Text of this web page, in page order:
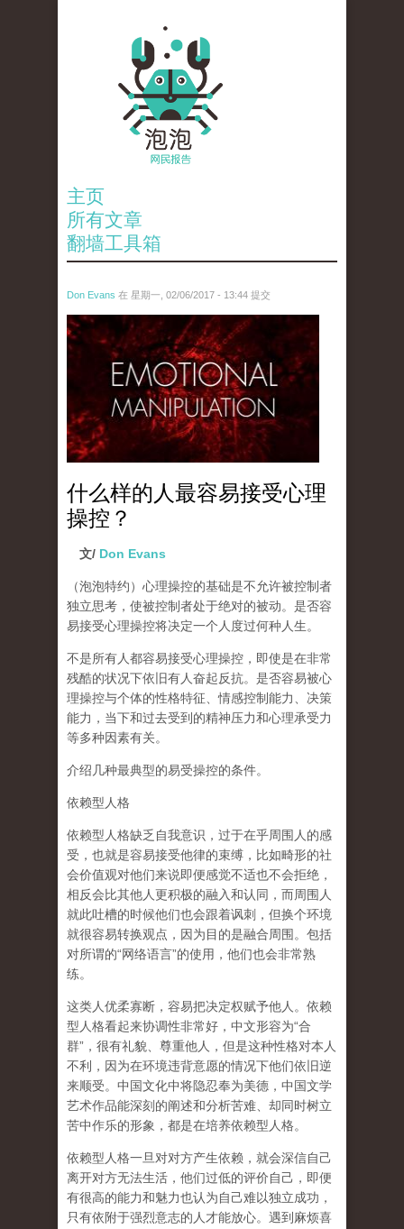
主页
所有文章
翻墙工具箱
Don Evans 在 星期一, 02/06/2017 - 13:44 提交
tou_.jpg
什么样的人最容易接受心理
操控？
文/ Don Evans
（泡泡特约） 心理操控的基础是不允许被控制者
独立思考，使被控制者处于绝对的被动。是否容
易接受心理操控将决定一个人度过何种人生。
不是所有人都容易接受心理操控，即使是在非常
残酷的状况下依旧有人奋起反抗。是否容易被心
理操控与个体的性格特征、情感控制能力、决策
能力，当下和过去受到的精神压力和心理承受力
等多种因素有关。
介绍几种最典型的易受操控的条件。
依赖型人格
依赖型人格缺乏自我意识，过于在乎周围人的感
受，也就是容易接受他律的束缚，比如畸形的社
会价值观对他们来说即便感觉不适也不会拒绝，
相反会比其他人更积极的融入和认同，而周围人
就此吐槽的时候他们也会跟着讽刺，但换个环境
就很容易转换观点，因为目的是融合周围。包括
对所谓的“网络语言”的使用，他们也会非常熟
练。
这类人优柔寡断，容易把决定权赋予他人。依赖
型人格看起来协调性非常好，中文形容为“合
群”，很有礼貌、尊重他人，但是这种性格对本人
不利，因为在环境违背意愿的情况下他们依旧逆
来顺受。中国文化中将隐忍奉为美德，中国文学
艺术作品能深刻的阐述和分析苦难、却同时树立
苦中作乐的形象，都是在培养依赖型人格。
依赖型人格一旦对对方产生依赖，就会深信自己
离开对方无法生活，他们过低的评价自己，即便
有很高的能力和魅力也认为自己难以独立成功，
只有依附于强烈意志的人才能放心。遇到麻烦喜